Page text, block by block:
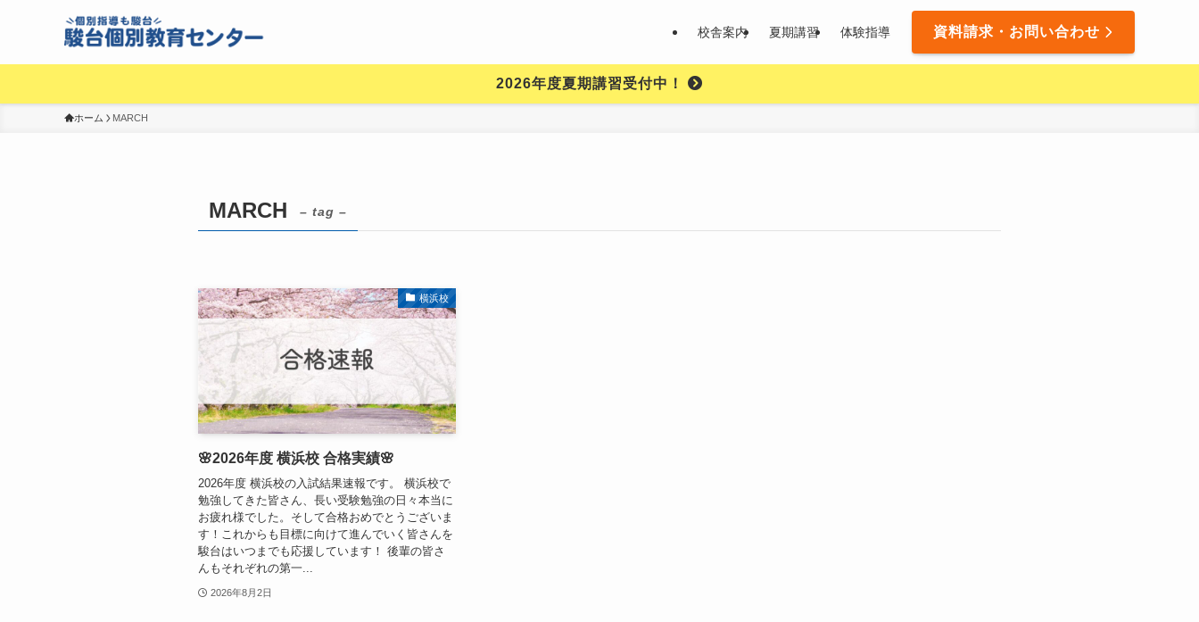
校舎案内 夏期講習 体験指導 資料請求・お問い合わせ
2026年度夏期講習受付中！
ホーム MARCH
MARCH – tag –
横浜校
🌸2026年度 横浜校 合格実績🌸
2026年度 横浜校の入試結果速報です。 横浜校で
勉強してきた皆さん、長い受験勉強の日々本当に
お疲れ様でした。そして合格おめでとうございま
す！これからも目標に向けて進んでいく皆さんを
駿台はいつまでも応援しています！ 後輩の皆さ
んもそれぞれの第一...
2026年8月2日